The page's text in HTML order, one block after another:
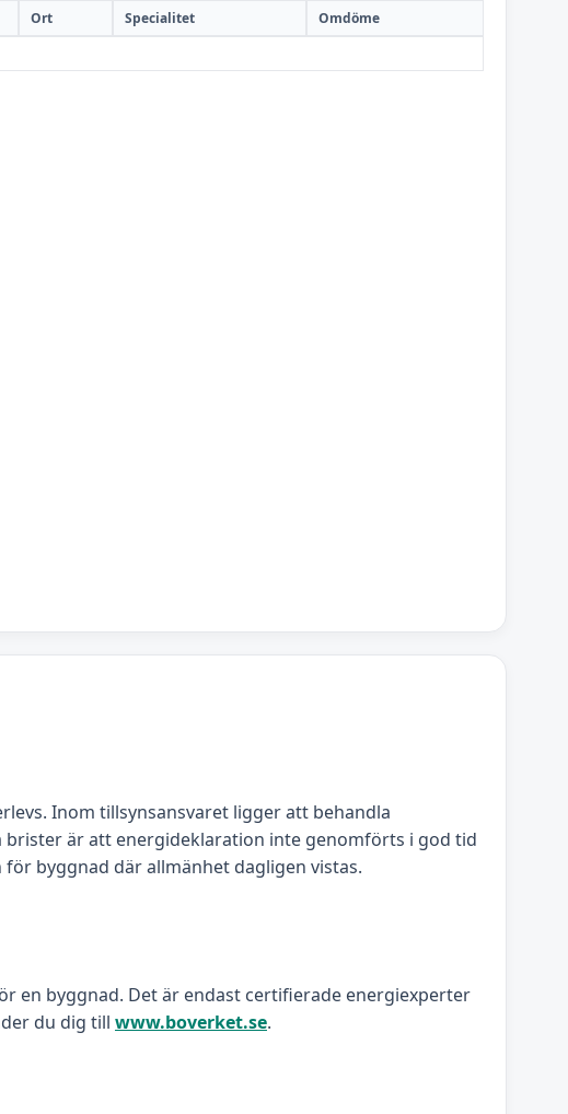
Ort Specialitet Omdöme
Inom tillsynsansvaret ligger att behandla
brister är att energideklaration inte genomförts i god tid
byggnad där allmänhet dagligen vistas.
en byggnad. Det är endast certifierade energiexperter
du dig till www.boverket.se.